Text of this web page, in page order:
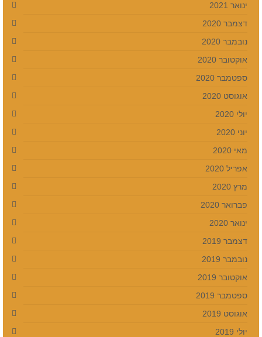
ינואר 2021
דצמבר 2020
נובמבר 2020
אוקטובר 2020
ספטמבר 2020
אוגוסט 2020
יולי 2020
יוני 2020
מאי 2020
אפריל 2020
מרץ 2020
פברואר 2020
ינואר 2020
דצמבר 2019
נובמבר 2019
אוקטובר 2019
ספטמבר 2019
אוגוסט 2019
יולי 2019